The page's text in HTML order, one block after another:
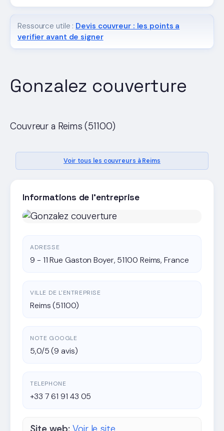
Gonzalez couverture
Couvreur a Reims (51100)
Voir tous les couvreurs à Reims
Informations de l'entreprise
ADRESSE
9 - 11 Rue Gaston Boyer, 51100 Reims, France
VILLE DE L'ENTREPRISE
Reims (51100)
NOTE GOOGLE
5,0/5 (9 avis)
TELEPHONE
+33 7 61 91 43 05
Ressource utile : Devis couvreur : les points a
verifier avant de signer